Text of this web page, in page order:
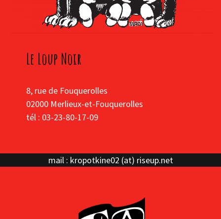
Le Loup Noir
8, rue de Fouquerolles
02000 Merlieux-et-Fouquerolles
tél : 03-23-80-17-09
mail : kropotkine02 (at) riseup.net